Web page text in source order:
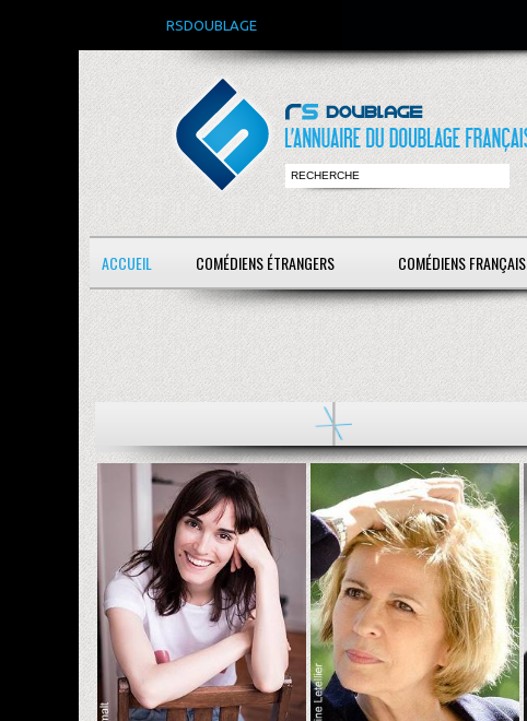
RSDOUBLAGE
ACCUEIL COMÉDIENS ÉTRANGERS COMÉDIENS FRANÇAIS